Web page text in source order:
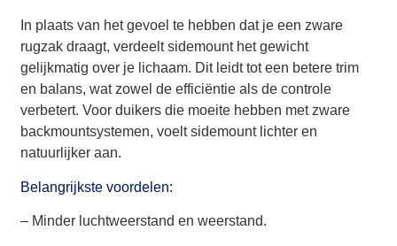
In plaats van het gevoel te hebben dat je een zware
rugzak draagt, verdeelt sidemount het gewicht
gelijkmatig over je lichaam. Dit leidt tot een betere trim
en balans, wat zowel de efficiëntie als de controle
verbetert. Voor duikers die moeite hebben met zware
backmountsystemen, voelt sidemount lichter en
natuurlijker aan.
Belangrijkste voordelen:
– Minder luchtweerstand en weerstand.